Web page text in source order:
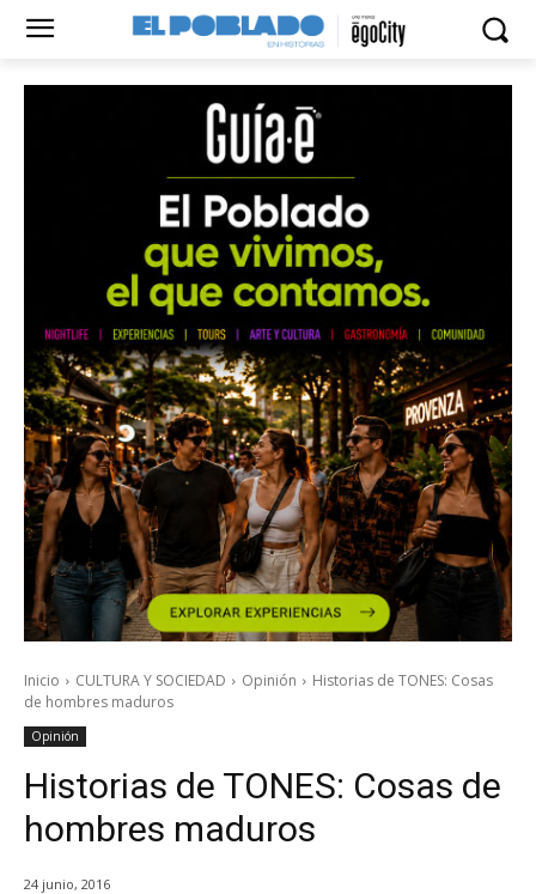
Inicio CULTURA Y SOCIEDAD Opinión
Historias de TONES: Cosas
de hombres maduros
Opinión
Historias de TONES: Cosas de
hombres maduros
24 junio, 2016